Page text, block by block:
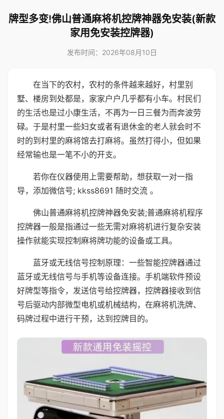
牌型多变!佛山普通麻将机控牌神器免安装(新款
家用免安装控牌器)
发布时间：2026年08月10日
在当下的农村，农村的条件越来越好，村里别
墅、楼房到处都是，家家户户几乎都有小车。村民们
的生活也是过小康生活，不再为一日三餐为而奔波劳
碌。于是村里一些妇女或者有退休金的老人就会时不
时的到村里的麻将馆去打麻将。虽然打得小，但如果
经常输也是一笔不小的开支。
若你在仪器使用上需要帮助，想获取一对一指
导，添加微信号; kkss8691 随时交流 。
佛山普通麻将机控牌神器免安装;普通麻将机程序
控牌器一般是指通过一些无需对麻将机进行复杂安装
操作就能实现控制麻将牌功能的设备或工具。
蓝牙或无线信号控制原理：一些智能控牌器通过
蓝牙或无线信号与手机等设备连接。手机端软件预设
好牌型等指令，发送信号给控牌器，控牌器接收到信
号后驱动内部微型电机或机械结构，在麻将机洗牌、
码牌过程中进行干预，达到控牌目的。